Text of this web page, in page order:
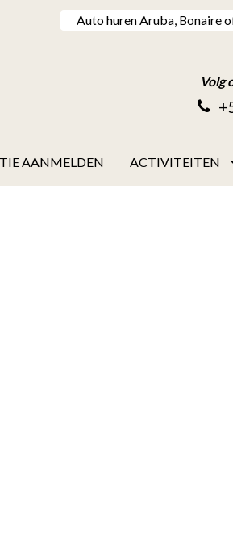
Auto huren Aruba, Bonaire
Volg
AANMELDEN ACTIVITEITEN